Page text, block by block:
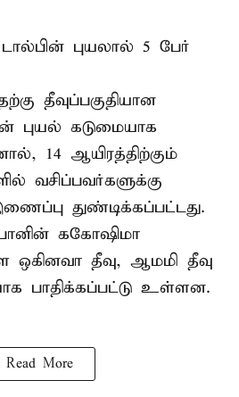
புயலால் 5 பேர்
தீவுப்பகுதியான
புயல் கடுமையாக
14 ஆயிரத்திற்கும்
வசிப்பவர்களுக்கு
துண்டிக்கப்பட்டது.
ககோஷிமா
தீவு, ஆமமி தீவு
பாதிக்கப்பட்டு உள்ளன.
Read More